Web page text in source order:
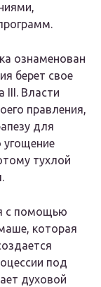
ознаменован
берет свое
III. Власти
правления,
для
угощение
тухлой
с помощью
которая
под
духовой